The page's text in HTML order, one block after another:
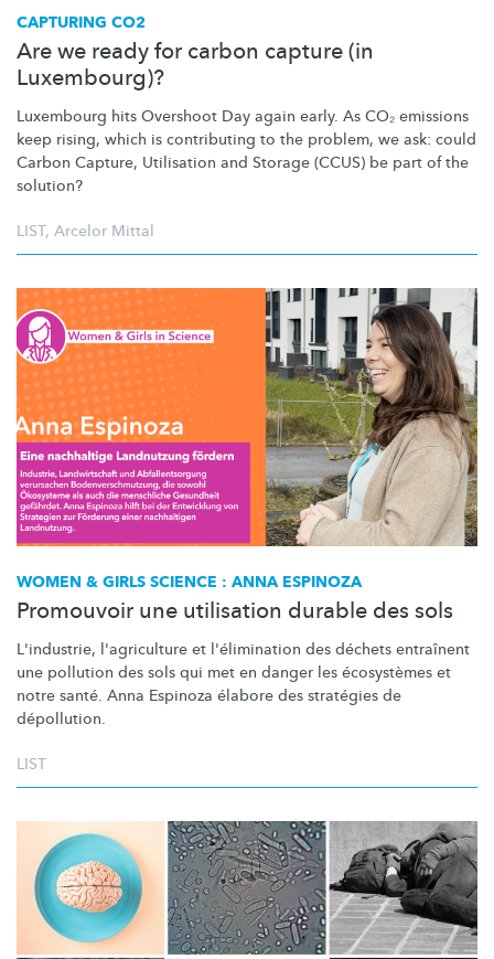
CAPTURING CO2
Are we ready for carbon capture (in
Luxembourg)?
Luxembourg hits Overshoot Day again early. As CO₂ emissions
keep rising, which is contributing to the problem, we ask: could
Carbon Capture, Utilisation and Storage (CCUS) be part of the
solution?
LIST, Arcelor Mittal
WOMEN & GIRLS SCIENCE : ANNA ESPINOZA
Promouvoir une utilisation durable des sols
L'industrie, l'agriculture et l'élimination des déchets entraînent
une pollution des sols qui met en danger les écosystèmes et
notre santé. Anna Espinoza élabore des stratégies de
dépollution.
LIST